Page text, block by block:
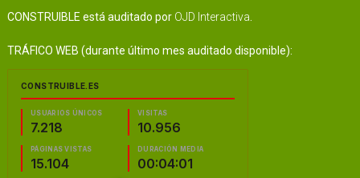
CONSTRUIBLE está auditado por OJD Interactiva
TRÁFICO WEB (durante último mes auditado disponible):